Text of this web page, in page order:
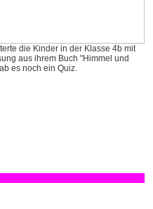
die Kinder in der Klasse 4b mit
aus ihrem Buch "Himmel und
es noch ein Quiz.